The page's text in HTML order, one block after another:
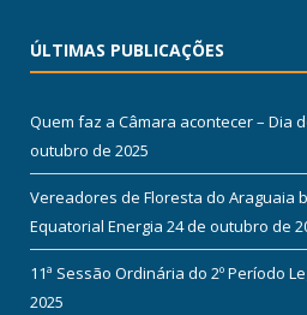
ÚLTIMAS PUBLICAÇÕES
Quem faz a Câmara acontecer – Dia
outubro de 2025
Vereadores de Floresta do Araguaia
Equatorial Energia 24 de outubro de
11ª Sessão Ordinária do 2º Período
2025